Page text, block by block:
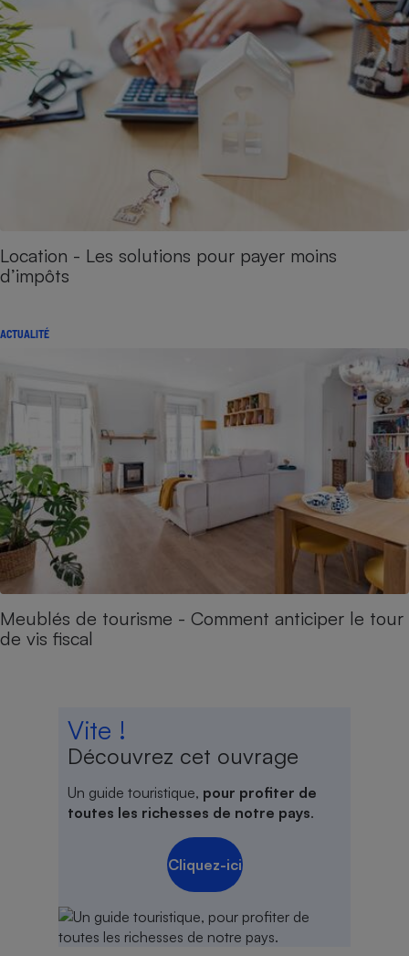
Location - Les solutions pour payer moins
d’impôts
ACTUALITÉ
Meublés de tourisme - Comment anticiper le tour
de vis fiscal
Vite !
Découvrez cet ouvrage
Un guide touristique, pour profiter de
toutes les richesses de notre pays.
Cliquez-ici